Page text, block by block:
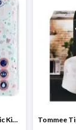
Podkład higieniczny Cleanic Kindii Pure & Soft -35%